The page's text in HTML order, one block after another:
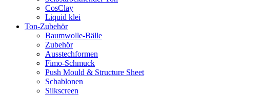
CosClay
Liquid klei
Ton-Zubehör
Baumwolle-Bälle
Zubehör
Ausstechformen
Fimo-Schmuck
Push Mould & Structure Sheet
Schablonen
Silkscreen